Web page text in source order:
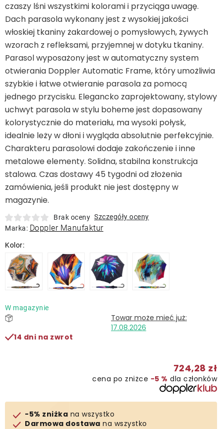
Parasole
Produkty gastronomiczne
Kolekcja
Markowane marki
Korzyści klubu
O nas
Kontakt
czaszy lśni wszystkimi kolorami i przyciąga uwagę.
Dach parasola wykonany jest z wysokiej jakości
włoskiej tkaniny żakardowej o pomysłowych, żywych
wzorach z refleksami, przyjemnej w dotyku tkaniny.
Parasol wyposażony jest w automatyczny system
otwierania Doppler Automatic Frame, który umożliwia
szybkie i łatwe otwieranie parasola za pomocą
jednego przycisku. Elegancko zaprojektowany, stylowy
uchwyt parasola w stylu boheme jest dopasowany
kolorystycznie do materiału, ma wysoki połysk,
idealnie leży w dłoni i wygląda absolutnie perfekcyjnie.
Charakteru parasolowi dodaje zakończenie i inne
metalowe elementy. Solidna, stabilna konstrukcja
stalowa. Czas dostawy 45 tygodni od złożenia
zamówienia, jeśli produkt nie jest dostępny w
magazynie.
Brak oceny Szczegóły oceny
Marka: Doppler Manufaktur
W magazynie
17.08.2026
14 dni na zwrot
724,28 zł
cena po zniżce −5 % dla członków
-5% zniżka na wszystko
Darmowa dostawa na wszystko